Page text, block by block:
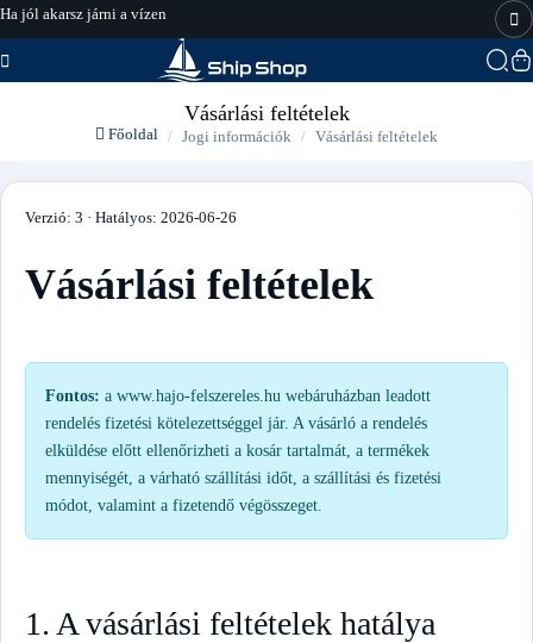
hajo-felszereles.hu
Vásárlási feltételek
Főoldal Jogi információk Vásárlási feltételek
Verzió: 3 · Hatályos: 2026-06-26
Vásárlási feltételek
Fontos: a www.hajo-felszereles.hu webáruházban leadott
rendelés fizetési kötelezettséggel jár. A vásárló a rendelés
elküldése előtt ellenőrizheti a kosár tartalmát, a termékek
mennyiségét, a várható szállítási időt, a szállítási és fizetési
módot, valamint a fizetendő végösszeget.
1. A vásárlási feltételek hatálya